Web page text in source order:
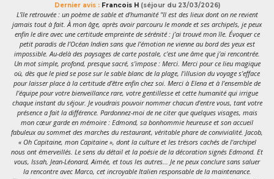
Dernier avis :Francois H (séjour du 23/03/2026)
L'île retrouvée : un poème de sable et d'humanité "Il est des lieux dont on ne revient
jamais tout à fait. À mon âge, après avoir parcouru le monde et ses archipels, je peux
enfin le dire avec une certitude empreinte de sérénité : j’ai trouvé mon île. Évoquer ce
petit paradis de l’Océan Indien sans que l’émotion ne vienne au bord des yeux est
impossible. Au-delà des paysages de carte postale, c'est une âme que j'ai rencontrée.
Un mot simple, profond, presque sacré, s’impose : Merci. Merci pour ce lieu magique
où, dès que le pied se pose sur le sable blanc de la plage, l’illusion du voyage s’efface
pour laisser place à la certitude d’être enfin chez soi. Merci à Elena et à l’ensemble de
l’équipe pour votre bienveillance rare, votre gentillesse et cette humanité qui irrigue
chaque instant du séjour. Je voudrais pouvoir nommer chacun d'entre vous, tant votre
présence a fait la différence. Pardonnez-moi de ne citer que quelques visages, mais
mon cœur garde en mémoire : Edmond, sa bonhommie heureuse et son accueil
fabuleux au sommet des marches du restaurant, véritable phare de convivialité. Jacob,
« Oh Capitaine, mon Capitaine », dont la culture et les trésors cachés de l'archipel
nous ont émerveillés. Le sens du détail et la poésie de la décoration signés Edmond. Et
vous, Issah, Jean-Léonard, Aimée, et tous les autres... Je ne peux conclure sans saluer
la rencontre avec Marco, cet incroyable Italien responsable de la maintenance.